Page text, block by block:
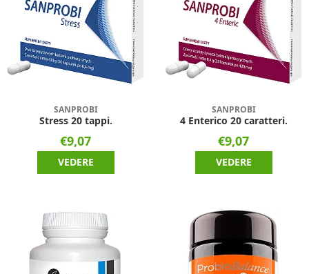
SANPROBI
Stress 20 tappi.
€9,07
VEDERE
SANPROBI
4 Enterico 20 caratteri.
€9,07
VEDERE